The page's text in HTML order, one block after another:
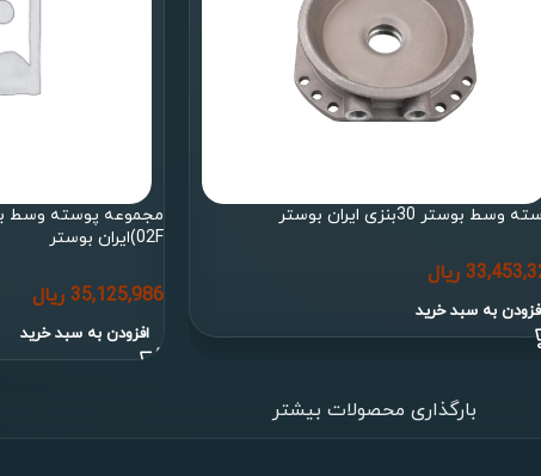
وسط بوستر 30بنزی ایران بوستر
ریال
به سبد خرید
02F)ایران بوستر
35,125,986 ریال
افزودن به سبد خرید
بارگذاری محصولات بیشتر